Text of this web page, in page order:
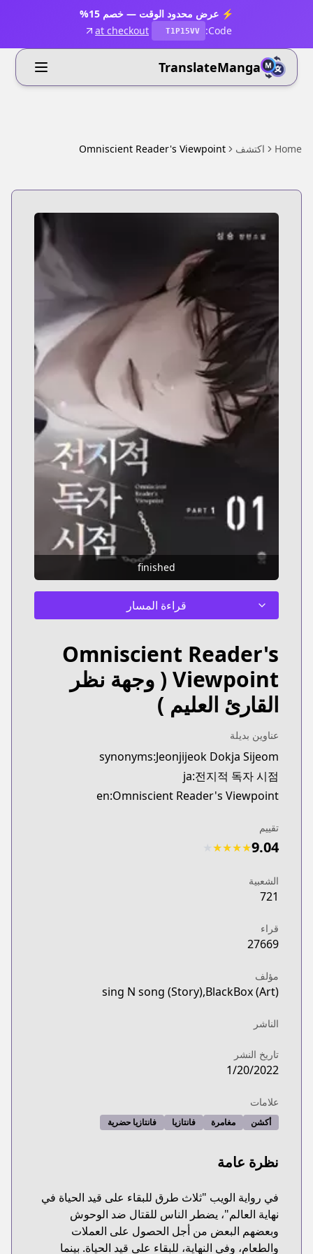
⚡ عرض محدود الوقت — خصم 15%
Code:
T1P15VV
at checkout
TranslateManga
Home اكتشف Omniscient Reader's Viewpoint
finished
قراءة المسار
Omniscient Reader's
Viewpoint ( وجهة نظر
القارئ العليم )
عناوين بديلة
synonyms:Jeonjijeok Dokja Sijeom
ja:전지적 독자 시점
en:Omniscient Reader's Viewpoint
تقييم
9.04
★
★
★
★
الشعبية
721
قراء
27669
مؤلف
sing N song (Story),BlackBox (Art)
الناشر
تاريخ النشر
1/20/2022
علامات
أكشن مغامرة فانتازيا فانتازيا حضرية
نظرة عامة
في رواية الويب "ثلاث طرق للبقاء على قيد الحياة في
نهاية العالم"، يضطر الناس للقتال ضد الوحوش
وبعضهم البعض من أجل الحصول على العملات
والطعام، وفي النهاية، للبقاء على قيد الحياة. بينما